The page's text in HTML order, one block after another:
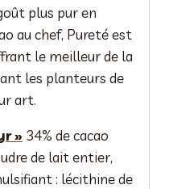
plus pur en
au chef, Pureté est
le meilleur de la
les planteurs de
art.
» 34% de cacao
de lait entier,
: lécithine de